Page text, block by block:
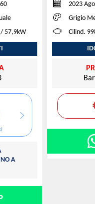
57,9kW
A
2023
Grigio
Cilind.